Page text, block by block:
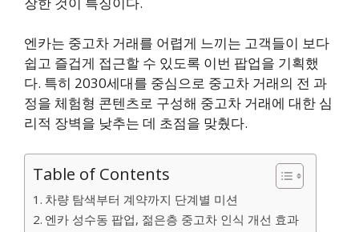
엔카는 중고차 거래를 어렵게 느끼는 고객들이 보다
쉽고 즐겁게 접근할 수 있도록 이번 팝업을 기획했
다. 특히 2030세대를 중심으로 중고차 거래의 전 과
정을 체험형 콘텐츠로 구성해 중고차 거래에 대한 심
리적 장벽을 낮추는 데 초점을 맞췄다.
Table of Contents
차량 탐색부터 계약까지 단계별 미션
엔카 성수동 팝업, 젊은층 중고차 인식 개선 효과